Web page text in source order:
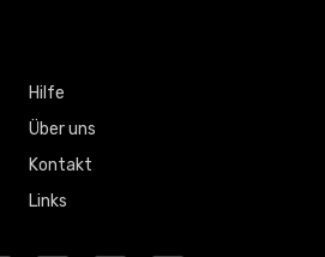
Hilfe
Über uns
Kontakt
Links